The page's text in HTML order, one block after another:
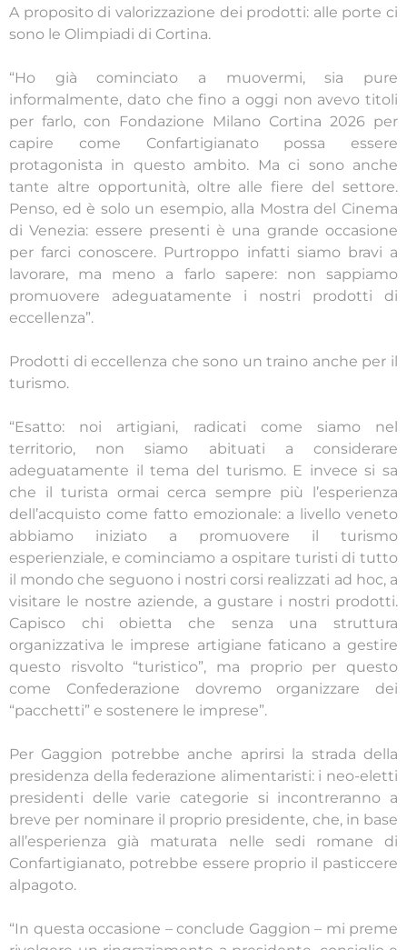
A proposito di valorizzazione dei prodotti: alle porte ci
sono le Olimpiadi di Cortina.
“Ho già cominciato a muovermi, sia pure
informalmente, dato che fino a oggi non avevo titoli
per farlo, con Fondazione Milano Cortina 2026 per
capire come Confartigianato possa essere
protagonista in questo ambito. Ma ci sono anche
tante altre opportunità, oltre alle fiere del settore.
Penso, ed è solo un esempio, alla Mostra del Cinema
di Venezia: essere presenti è una grande occasione
per farci conoscere. Purtroppo infatti siamo bravi a
lavorare, ma meno a farlo sapere: non sappiamo
promuovere adeguatamente i nostri prodotti di
eccellenza”.
Prodotti di eccellenza che sono un traino anche per il
turismo.
“Esatto: noi artigiani, radicati come siamo nel
territorio, non siamo abituati a considerare
adeguatamente il tema del turismo. E invece si sa
che il turista ormai cerca sempre più l’esperienza
dell’acquisto come fatto emozionale: a livello veneto
abbiamo iniziato a promuovere il turismo
esperienziale, e cominciamo a ospitare turisti di tutto
il mondo che seguono i nostri corsi realizzati ad hoc, a
visitare le nostre aziende, a gustare i nostri prodotti.
Capisco chi obietta che senza una struttura
organizzativa le imprese artigiane faticano a gestire
questo risvolto “turistico”, ma proprio per questo
come Confederazione dovremo organizzare dei
“pacchetti” e sostenere le imprese”.
Per Gaggion potrebbe anche aprirsi la strada della
presidenza della federazione alimentaristi: i neo-eletti
presidenti delle varie categorie si incontreranno a
breve per nominare il proprio presidente, che, in base
all’esperienza già maturata nelle sedi romane di
Confartigianato, potrebbe essere proprio il pasticcere
alpagoto.
“In questa occasione – conclude Gaggion – mi preme